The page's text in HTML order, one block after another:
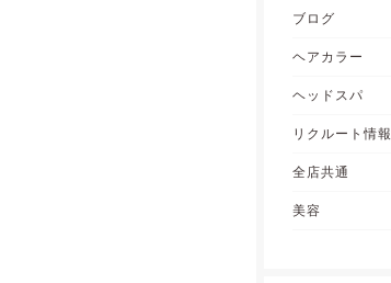
ブログ
ヘアカラー
ヘッドスパ
リクルート情報
全店共通
美容